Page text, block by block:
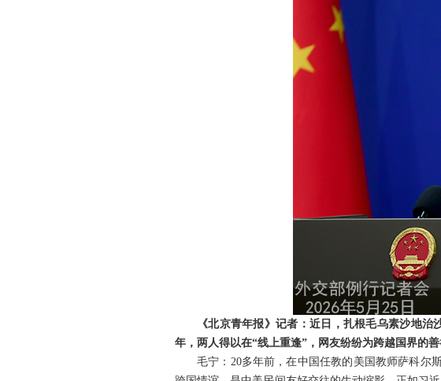
《北京青年报》记者：近日，扎根毛乌素沙地
年，两人得以在“线上重逢”，网友纷纷为跨越国界的
毛宁：20多年前，在中国任教的美国教师萨科尔